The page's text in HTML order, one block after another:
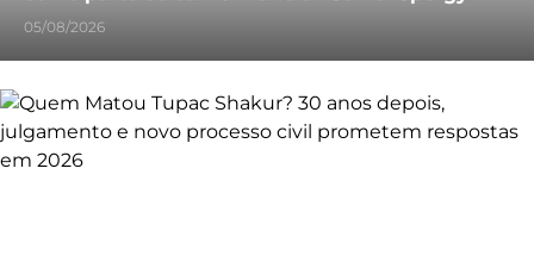
05/08/2026